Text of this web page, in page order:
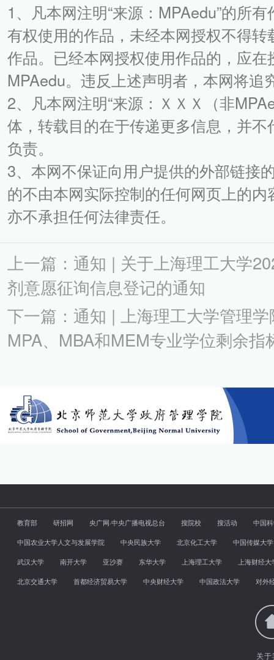
1、凡本网注明“来源：MPAedu”的所
有权使用的作品，未经本网授权不得
作品。已经本网授权使用作品的，应
MPAedu。违反上述声明者，本网将追
2、凡本网注明“来源：ＸＸＸ（非
体，转载目的在于传递更多信息，并
负责。
3、本网不保证向用户提供的外部链接
的不由本网实际控制的任何网页上的
亦不承担任何法律责任。
上一篇：通知 | 关于上海理工大学
剂意愿征询信息登记的通知
下一篇：通知 | 上海理工大学管理
MPA、MBA和MEM专业学位剩余指
教育部 研招网 央广网·中央广播电视总台 搜院校 搜活动
中国
中国农业大学人文与发展学院
中央民族大学 北京化工大学
中国传媒大学
武汉大学
南开大学 亚沙赛 东华大学 上海理工大学
上海财经大
北京交通大学
首都经济贸易大学 中央财经大学 中国政法大学 对外
关